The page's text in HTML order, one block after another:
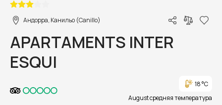
Андорра, Канильо (Canillo)
APARTAMENTS INTER
ESQUI
18 °C
August средняя температура